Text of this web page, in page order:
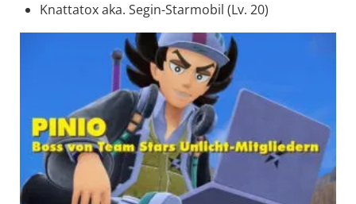
Knattatox aka. Segin-Starmobil (Lv. 20)